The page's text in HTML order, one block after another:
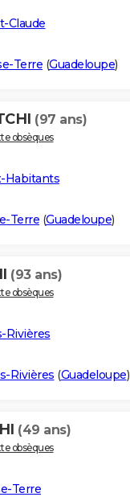
Claude
Terre (Guadeloupe)
(97 ans)
obsèques
Habitants
Terre (Guadeloupe)
(93 ans)
obsèques
Rivières
Rivières (Guadeloupe)
(49 ans)
obsèques
Terre